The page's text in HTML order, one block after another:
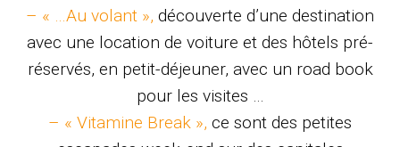
– « …Au volant », découverte d’une destination
avec une location de voiture et des hôtels pré-
réservés, en petit-déjeuner, avec un road book
pour les visites …
– « Vitamine Break », ce sont des petites